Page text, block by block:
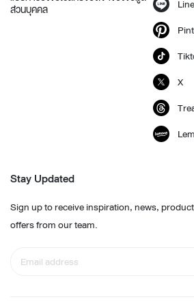
ส่วนบุคคล
Line
X
Stay Updated
Sign up to receive inspiration, news,
offers from our team.